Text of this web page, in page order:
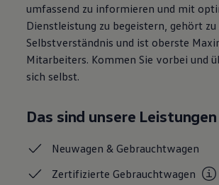
umfassend zu informieren und mit
Dienstleistung zu begeistern, gehört zu
Selbstverständnis und ist oberste
Mitarbeiters. Kommen Sie vorbei und
sich selbst.
Das sind unsere Leistungen
Neuwagen &Gebrauchtwagen
ZertifizierteGebrauchtwagen